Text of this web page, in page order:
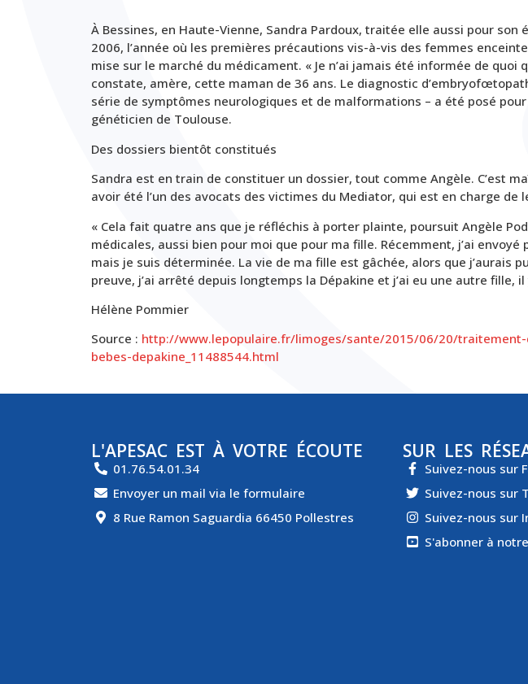
À Bessines, en Haute-Vienne, Sandra Pardoux, traitée elle aussi pour son
2006, l’année où les premières précautions vis-à-vis des femmes
mise sur le marché du médicament. « Je n’ai jamais été informée de quoi
constate, amère, cette maman de 36 ans. Le diagnostic
série de symptômes neurologiques et de malformations – a été posé
généticien de Toulouse.
Des dossiers bientôt constitués
Sandra est en train de constituer un dossier, tout comme Angèle. C’est
avoir été l’un des avocats des victimes du Mediator, qui est en charge de
« Cela fait quatre ans que je réfléchis à porter plainte, poursuit Angèle
médicales, aussi bien pour moi que pour ma fille. Récemment, j’ai envoyé
mais je suis déterminée. La vie de ma fille est gâchée, alors que j’aurais
preuve, j’ai arrêté depuis longtemps la Dépakine et j’ai eu une autre fille,
Hélène Pommier
Source : http://www.lepopulaire.fr/limoges/sante/2015/06/20/
bebes-depakine_11488544.html
L'APESAC EST À VOTRE ÉCOUTE
01.76.54.01.34
Envoyer un mail via le formulaire
8 Rue Ramon Saguardia 66450 Pollestres
SUR LES
Suivez-nous sur
Suivez-nous sur
Suivez-nous sur
S'abonner à